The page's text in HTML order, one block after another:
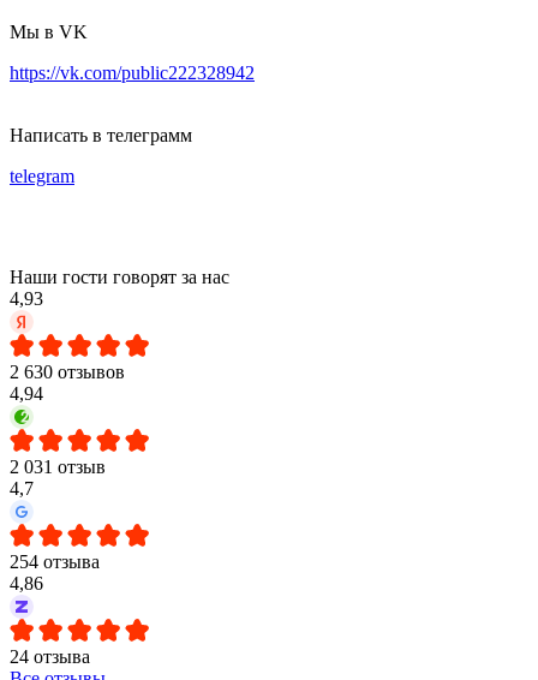
Мы в VK
https://vk.com/public222328942
Написать в телеграмм
telegram
Наши гости говорят за нас
4,93
2 630 отзывов
4,94
2 031 отзыв
4,7
254 отзыва
4,86
24 отзыва